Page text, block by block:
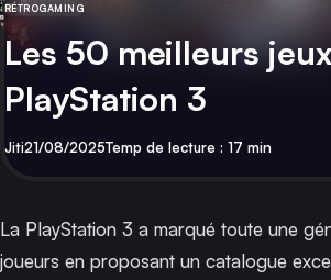
CATÉGORIE
RÉTROGAMING
Les 50 meilleurs
PlayStation 3
Par
JitiPublié
21/08/2025Temp de lecture : 17 min
La PlayStation 3 a marqué toute une
joueurs en proposant un catalogue